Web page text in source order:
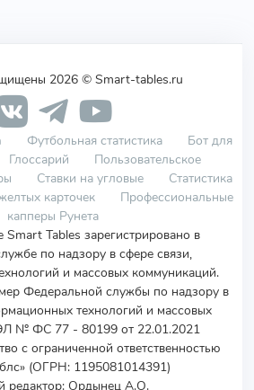
2026 © Smart-tables.ru
Футбольная статистика
Бот для
Глоссарий
Пользовательское
Ставки на угловые
Статистика
карточек
Профессиональные
капперы Рунета
Smart Tables зарегистрировано в
по надзору в сфере связи,
и массовых коммуникаций.
Федеральной службы по надзору в
технологий и массовых
№ ФС 77 - 80199 от 22.01.2021
с ограниченной ответственностью
(ОГРН: 1195081014391)
редактор: Ордынец А.О.